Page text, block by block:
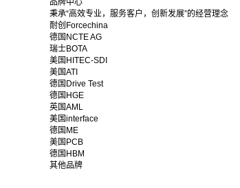
品牌中心
秉承“高效专业，服务客户，创新发展”的经营理念
耐创Forcechina
德国NCTE AG
瑞士BOTA
美国HITEC-SDI
美国ATI
德国Drive Test
德国HGE
英国AML
美国interface
德国ME
美国PCB
德国HBM
其他品牌